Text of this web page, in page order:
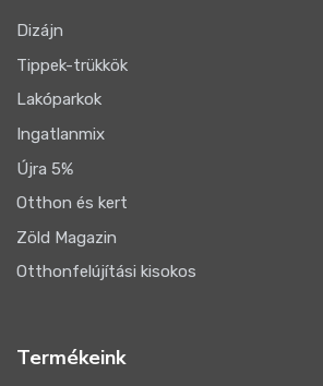
Dizájn
Tippek-trükkök
Lakóparkok
Ingatlanmix
Újra 5%
Otthon és kert
Zöld Magazin
Otthonfelújítási kisokos
Termékeink